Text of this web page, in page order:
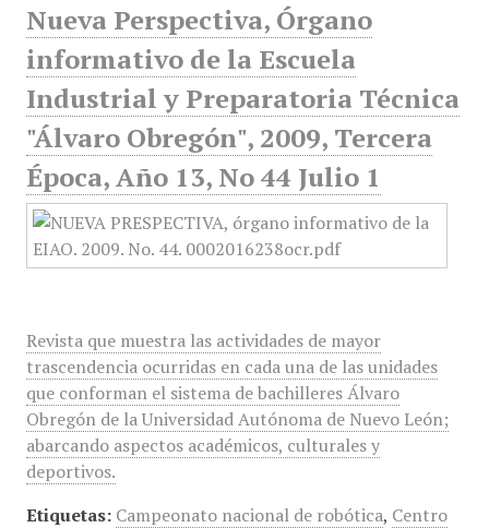
Nueva Perspectiva, Órgano
informativo de la Escuela
Industrial y Preparatoria Técnica
"Álvaro Obregón", 2009, Tercera
Época, Año 13, No 44 Julio 1
Revista que muestra las actividades de mayor
trascendencia ocurridas en cada una de las unidades
que conforman el sistema de bachilleres Álvaro
Obregón de la Universidad Autónoma de Nuevo León;
abarcando aspectos académicos, culturales y
deportivos.
Etiquetas: Campeonato nacional de robótica, Centro